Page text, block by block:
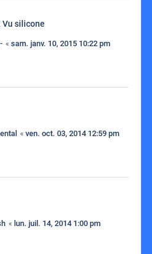
Vu silicone
« sam. janv. 10, 2015 10:22 pm
« ven. oct. 03, 2014 12:59 pm
« lun. juil. 14, 2014 1:00 pm